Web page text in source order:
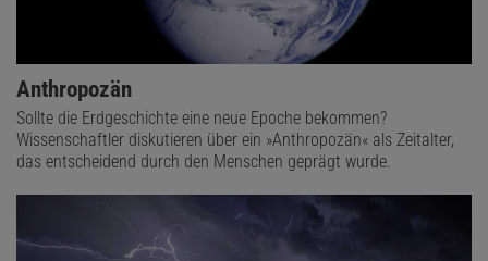
Anthropozän
Sollte die Erdgeschichte eine neue Epoche bekommen?
Wissenschaftler diskutieren über ein »Anthropozän« als Zeitalter,
das entscheidend durch den Menschen geprägt wurde.